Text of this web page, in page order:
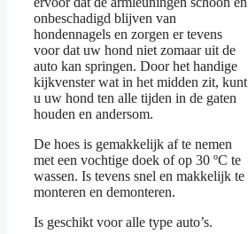
onbeschadigd blijven van
hondennagels en zorgen er tevens
voor dat uw hond niet zomaar uit de
auto kan springen. Door het handige
kijkvenster wat in het midden zit, kunt
u uw hond ten alle tijden in de gaten
houden en andersom.
De hoes is gemakkelijk af te nemen
met een vochtige doek of op 30 ºC te
wassen. Is tevens snel en makkelijk te
monteren en demonteren.
Is geschikt voor alle type auto’s.